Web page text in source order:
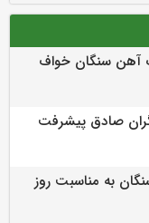
آهن سنگان خواف
صادق پیشرفت
به مناسبت روز